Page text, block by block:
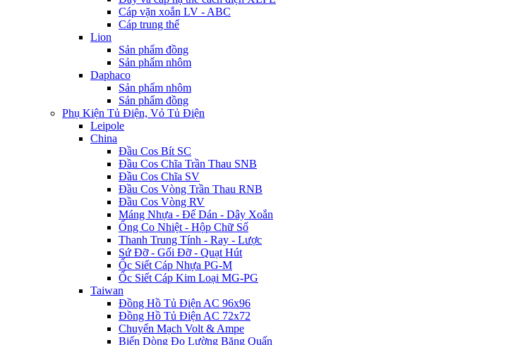
Cáp vặn xoắn LV - ABC
Cáp trung thế
Lion
Sản phẩm đồng
Sản phẩm nhôm
Daphaco
Sản phẩm nhôm
Sản phẩm đồng
Phụ Kiện Tủ Điện, Vỏ Tủ Điện
Leipole
China
Đầu Cos Bít SC
Đầu Cos Chĩa Trần Thau SNB
Đầu Cos Chĩa SV
Đầu Cos Vòng Trần Thau RNB
Đầu Cos Vòng RV
Máng Nhựa - Đế Dán - Dây Xoắn
Ống Co Nhiệt - Hộp Chữ Số
Thanh Trung Tính - Ray - Lược
Sứ Đỡ - Gối Đỡ - Quạt Hút
Ốc Siết Cáp Nhựa PG-M
Ốc Siết Cáp Kim Loại MG-PG
Taiwan
Đồng Hồ Tủ Điện AC 96x96
Đồng Hồ Tủ Điện AC 72x72
Chuyển Mạch Volt & Ampe
Biến Dòng Đo Lường Băng Quấn